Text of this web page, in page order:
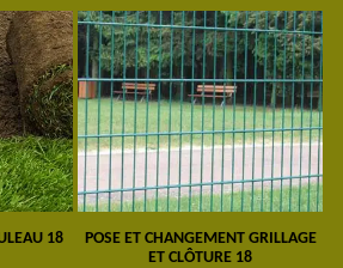
18
POSE ET CHANGEMENT GRILLAGE
ET CLÔTURE 18